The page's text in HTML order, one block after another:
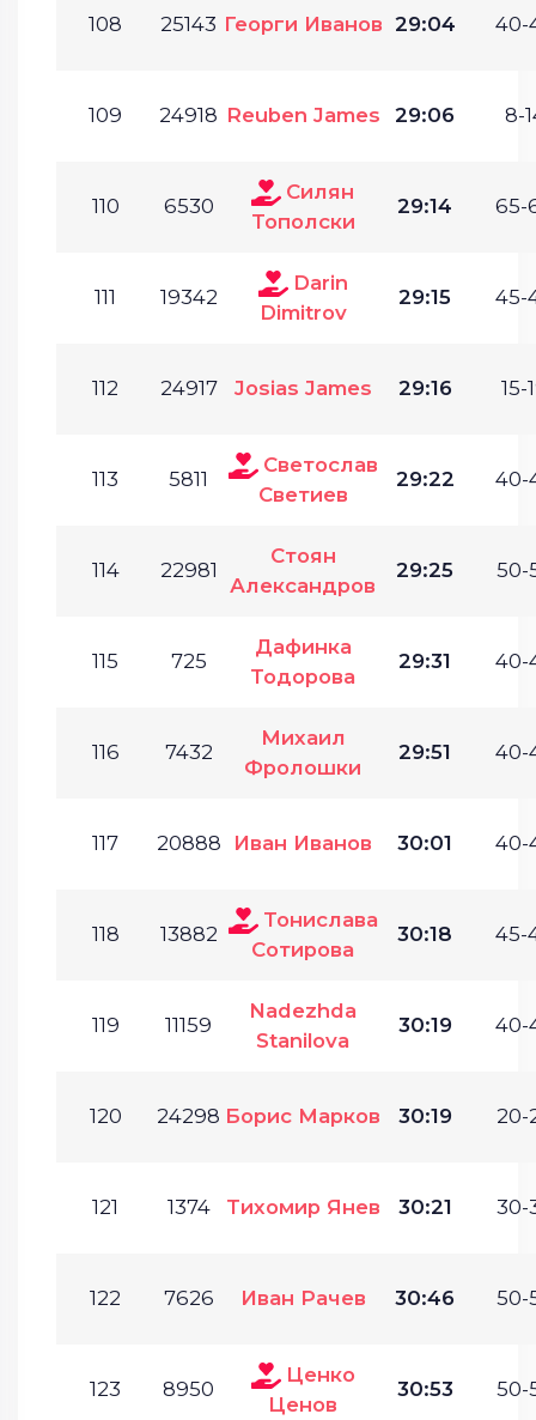
108 25143 Георги Иванов 29:04 40-
109 24918 Reuben James 29:06 8-
110 6530
Силян
Тополски
29:14 65-
111 19342
Darin
Dimitrov
29:15 45-
112 24917 Josias James 29:16 15-
113 5811
Светослав
Светиев
29:22 40-
114 22981
Стоян
Александров
29:25 50-
115 725
Дафинка
Тодорова
29:31 40-
116 7432
Михаил
Фролошки
29:51 40-
117 20888 Иван Иванов 30:01 40-
118 13882
Тонислава
Сотирова
30:18 45-
119 11159
Nadezhda
Stanilova
30:19 40-
120 24298 Борис Марков 30:19 20-
121 1374 Тихомир Янев 30:21 30-
122 7626 Иван Рачев 30:46 50-
123 8950
Ценко
Ценов
30:53 50-